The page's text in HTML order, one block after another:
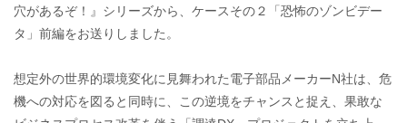
穴があるぞ！』シリーズから、ケースその２「恐怖のゾンビデー
タ」前編をお送りしました。
想定外の世界的環境変化に見舞われた電子部品メーカーN社は、危
機への対応を図ると同時に、この逆境をチャンスと捉え、果敢な